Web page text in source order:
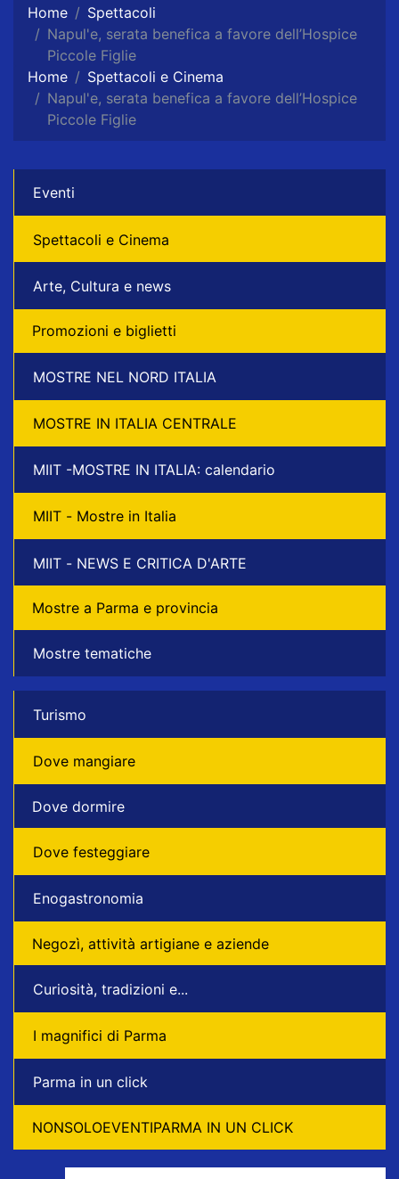
Home
Spettacoli
Napul'e, serata benefica a favore dell’Hospice
Piccole Figlie
Home
Spettacoli e Cinema
Napul'e, serata benefica a favore dell’Hospice
Piccole Figlie
Eventi
Spettacoli e Cinema
Arte, Cultura e news
Promozioni e biglietti
MOSTRE NEL NORD ITALIA
MOSTRE IN ITALIA CENTRALE
MIIT -MOSTRE IN ITALIA: calendario
MIIT - Mostre in Italia
MIIT - NEWS E CRITICA D'ARTE
Mostre a Parma e provincia
Mostre tematiche
Turismo
Dove mangiare
Dove dormire
Dove festeggiare
Enogastronomia
Negozì, attività artigiane e aziende
Curiosità, tradizioni e...
I magnifici di Parma
Parma in un click
NONSOLOEVENTIPARMA IN UN CLICK